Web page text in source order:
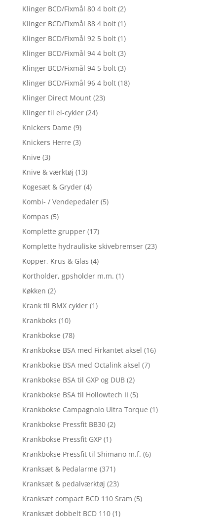
Klinger BCD/Fixmål 80 4 bolt (2)
Klinger BCD/Fixmål 88 4 bolt (1)
Klinger BCD/Fixmål 92 5 bolt (1)
Klinger BCD/Fixmål 94 4 bolt (3)
Klinger BCD/Fixmål 94 5 bolt (3)
Klinger BCD/Fixmål 96 4 bolt (18)
Klinger Direct Mount (23)
Klinger til el-cykler (24)
Knickers Dame (9)
Knickers Herre (3)
Knive (3)
Knive & værktøj (13)
Kogesæt & Gryder (4)
Kombi- / Vendepedaler (5)
Kompas (5)
Komplette grupper (17)
Komplette hydrauliske skivebremser (23)
Kopper, Krus & Glas (4)
Kortholder, gpsholder m.m. (1)
Køkken (2)
Krank til BMX cykler (1)
Krankboks (10)
Krankbokse (78)
Krankbokse BSA med Firkantet aksel (16)
Krankbokse BSA med Octalink aksel (7)
Krankbokse BSA til GXP og DUB (2)
Krankbokse BSA til Hollowtech II (5)
Krankbokse Campagnolo Ultra Torque (1)
Krankbokse Pressfit BB30 (2)
Krankbokse Pressfit GXP (1)
Krankbokse Pressfit til Shimano m.f. (6)
Kranksæt & Pedalarme (371)
Kranksæt & pedalværktøj (23)
Kranksæt compact BCD 110 Sram (5)
Kranksæt dobbelt BCD 110 (1)